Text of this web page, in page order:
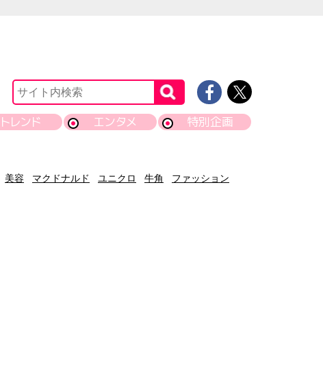
トレンド エンタメ 特別企画
美容 マクドナルド ユニクロ 牛角
ファッション